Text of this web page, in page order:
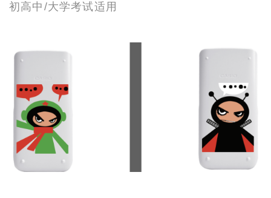
初高中/大学考试适用